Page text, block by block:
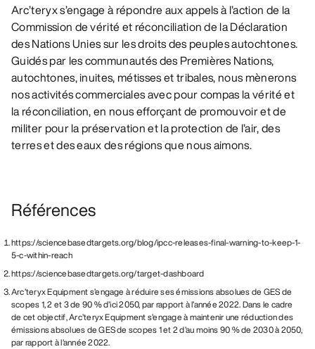
Arc’teryx s’engage à répondre aux appels à l’action de la
Commission de vérité et réconciliation de la Déclaration
des Nations Unies sur les droits des peuples autochtones.
Guidés par les communautés des Premières Nations,
autochtones, inuites, métisses et tribales, nous mènerons
nos activités commerciales avec pour compas la vérité et
la réconciliation, en nous efforçant de promouvoir et de
militer pour la préservation et la protection de l’air, des
terres et des eaux des régions que nous aimons.
Références
https://sciencebasedtargets.org/blog/ipcc-releases-final-warning-to-keep-1-
5-c-within-reach
https://sciencebasedtargets.org/target-dashboard
Arc’teryx Equipment s’engage à réduire ses émissions absolues de GES de
scopes 1, 2 et 3 de 90 % d’ici 2050, par rapport à l’année 2022. Dans le cadre
de cet objectif, Arc’teryx Equipment s’engage à maintenir une réduction des
émissions absolues de GES de scopes 1 et 2 d’au moins 90 % de 2030 à 2050,
par rapport à l’année 2022.